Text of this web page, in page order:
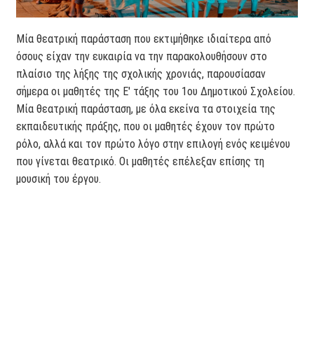
Μία θεατρική παράσταση που εκτιμήθηκε ιδιαίτερα από
όσους είχαν την ευκαιρία να την παρακολουθήσουν στο
πλαίσιο της λήξης της σχολικής χρονιάς, παρουσίασαν
σήμερα οι μαθητές της Ε' τάξης του 1ου Δημοτικού Σχολείου.
Μία θεατρική παράσταση, με όλα εκείνα τα στοιχεία της
εκπαιδευτικής πράξης, που οι μαθητές έχουν τον πρώτο
ρόλο, αλλά και τον πρώτο λόγο στην επιλογή ενός κειμένου
που γίνεται θεατρικό. Οι μαθητές επέλεξαν επίσης τη
μουσική του έργου.